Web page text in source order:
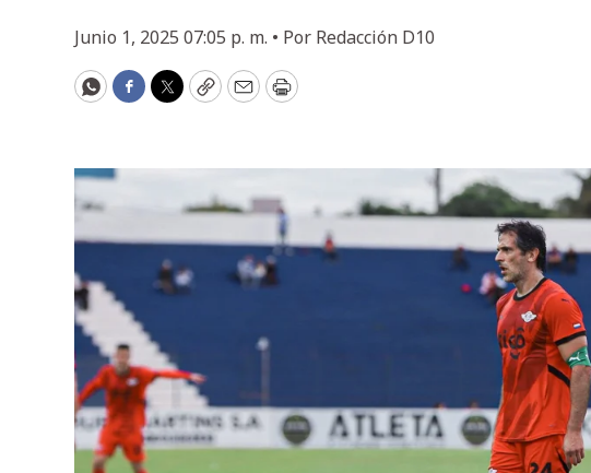
Junio 1, 2025 07:05 p. m. • Por Redacción D10
WhatsApp
Facebook
Twitter
CopyEmailPrint